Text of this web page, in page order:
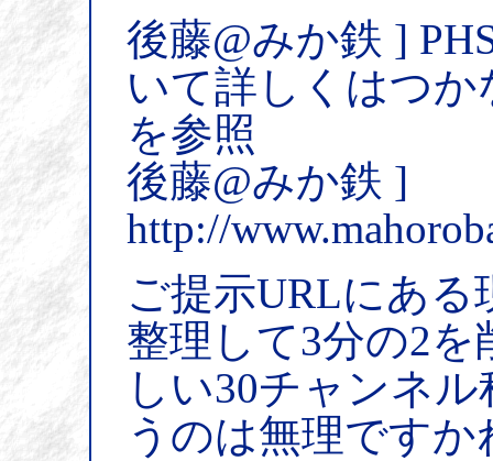
後藤@みか鉄 ]
いて詳しくはつ
を参照
後藤@みか鉄 ]
http://
ご提示URLにあ
整理して3分の2
しい30チャンネ
うのは無理ですか